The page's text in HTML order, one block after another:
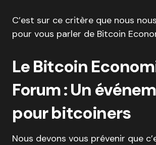
C’est sur ce critère que nous
pour vous parler de Bitcoin
Le Bitcoin
Forum : Un
pour bitcoiners
Nous devons vous prévenir que